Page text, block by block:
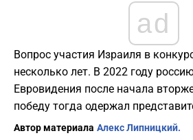
ad
Вопрос участия Израиля в
несколько лет. В 2022 году
Евровидения после начала
победу тогда одержал
Автор материала Алекс Липницкий.